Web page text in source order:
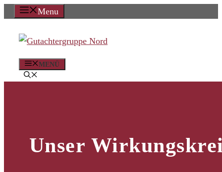
Zum
springen
Menu
MENÜ
Unser